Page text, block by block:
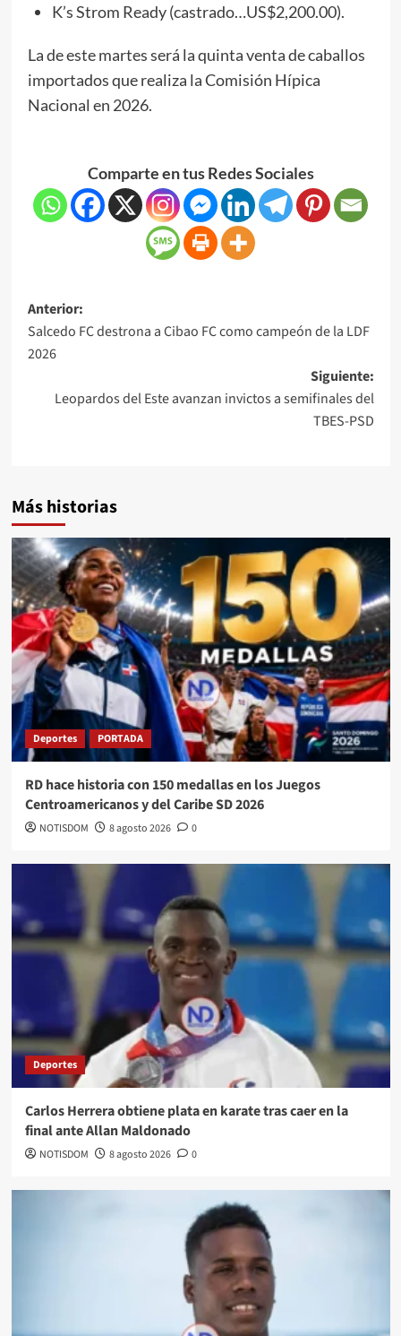
K’s Strom Ready (castrado…US$2,200.00).
La de este martes será la quinta venta de caballos
importados que realiza la Comisión Hípica
Nacional en 2026.
Comparte en tus Redes Sociales
Anterior:
Salcedo FC destrona a Cibao FC como campeón de la LDF
2026
Siguiente:
Leopardos del Este avanzan invictos a semifinales del
TBES-PSD
Más historias
Deportes PORTADA
RD hace historia con 150 medallas en los Juegos
Centroamericanos y del Caribe SD 2026
NOTISDOM 8 agosto 2026 0
Deportes
Carlos Herrera obtiene plata en karate tras caer en la
final ante Allan Maldonado
NOTISDOM 8 agosto 2026 0